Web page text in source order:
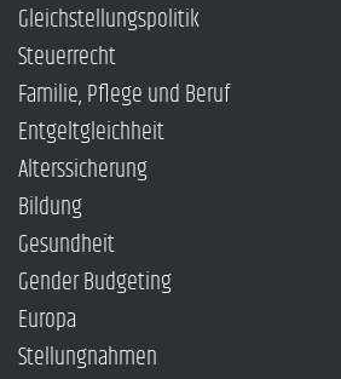
Gleichstellungspolitik
Steuerrecht
Familie, Pflege und Beruf
Entgeltgleichheit
Alterssicherung
Bildung
Gesundheit
Gender Budgeting
Europa
Stellungnahmen